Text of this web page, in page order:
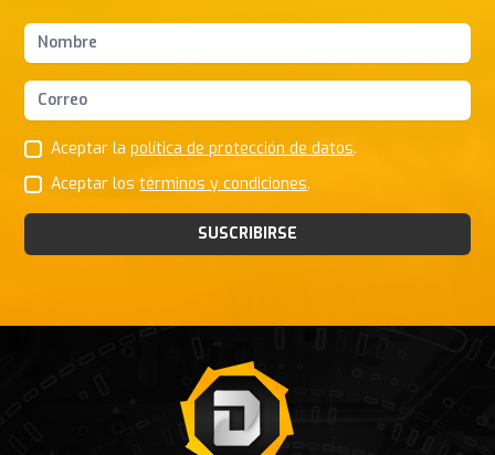
Nombres y apellidos
Correo Electrónico
Aceptar lapolítica de protección de datos.
Aceptar lostérminos y condiciones.
SUSCRIBIRSE